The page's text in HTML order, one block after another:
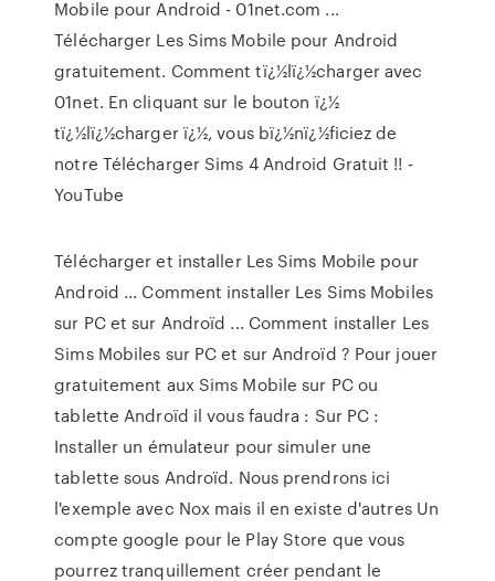
Mobile pour Android - 01net.com ...
Télécharger Les Sims Mobile pour Android
gratuitement. Comment tï¿½lï¿½charger avec
01net. En cliquant sur le bouton ï¿½
tï¿½lï¿½charger ï¿½, vous bï¿½nï¿½ficiez de
notre Télécharger Sims 4 Android Gratuit !! -
YouTube
Télécharger et installer Les Sims Mobile pour
Android ... Comment installer Les Sims Mobiles
sur PC et sur Androïd ... Comment installer Les
Sims Mobiles sur PC et sur Androïd ? Pour jouer
gratuitement aux Sims Mobile sur PC ou
tablette Androïd il vous faudra : Sur PC :
Installer un émulateur pour simuler une
tablette sous Androïd. Nous prendrons ici
l'exemple avec Nox mais il en existe d'autres Un
compte google pour le Play Store que vous
pourrez tranquillement créer pendant le